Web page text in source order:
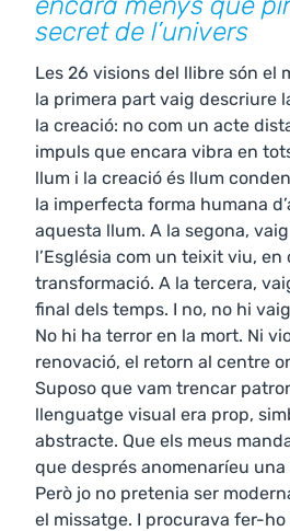
secret de l’univers
Les 26 visions del llibre són el
la primera part vaig descriure
la creació: no com un acte
impuls que encara vibra en
llum i la creació és llum
la imperfecta forma humana
aquesta llum. A la segona,
l’Església com un teixit viu,
transformació. A la tercera,
final dels temps. I no, no hi
No hi ha terror en la mort. Ni
renovació, el retorn al centre
Suposo que vam trencar
llenguatge visual era prop,
abstracte. Que els meus
que després anomenaríeu
Però jo no pretenia ser
el missatge. I procurava fer-ho